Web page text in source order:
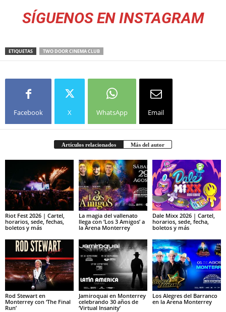
SÍGUENOS EN INSTAGRAM
ETIQUETAS TWO DOOR CINEMA CLUB
Facebook X WhatsApp Email
Artículos relacionados Más del autor
Riot Fest 2026 | Cartel,
horarios, sede, fechas,
boletos y más
La magia del vallenato
llega con ‘Los 3 Amigos’ a
la Arena Monterrey
Dale Mixx 2026 | Cartel,
horarios, sede, fecha,
boletos y más
Rod Stewart en
Monterrey con ‘The Final
Run’
Jamiroquai en Monterrey
celebrando 30 años de
‘Virtual Insanity’
Los Alegres del Barranco
en la Arena Monterrey